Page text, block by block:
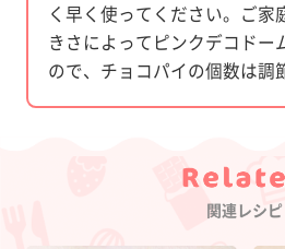
く早く使ってください。ご家
きさによってピンクデコドー
ので、チョコパイの個数は調
関連レシピ